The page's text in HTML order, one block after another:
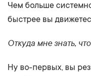
Чем больше
быстрее вы
Откуда мне знать,
Ну во-первых, вы